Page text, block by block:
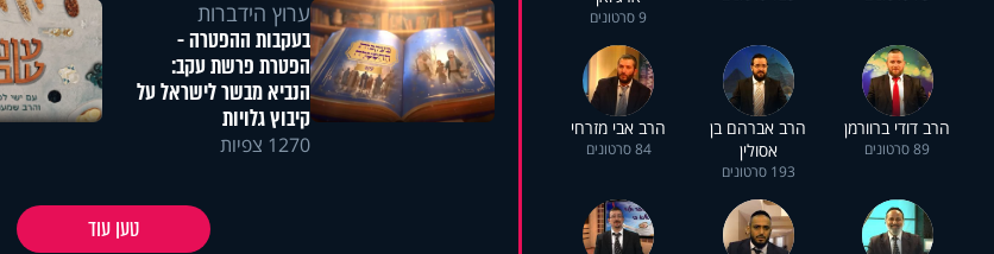
9 סרטונים
הרב דודי ברוורמן
89 סרטונים
הרב אברהם בן
אסולין
193 סרטונים
הרב אבי מזרחי
84 סרטונים
ערוץ הידברות
בעקבות ההפטרה -
הפטרת פרשת עקב:
הנביא מבשר לישראל על
קיבוץ גלויות
1270 צפיות
טען עוד